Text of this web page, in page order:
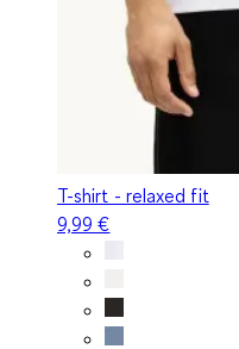
T-shirt - relaxed fit
9,99 €